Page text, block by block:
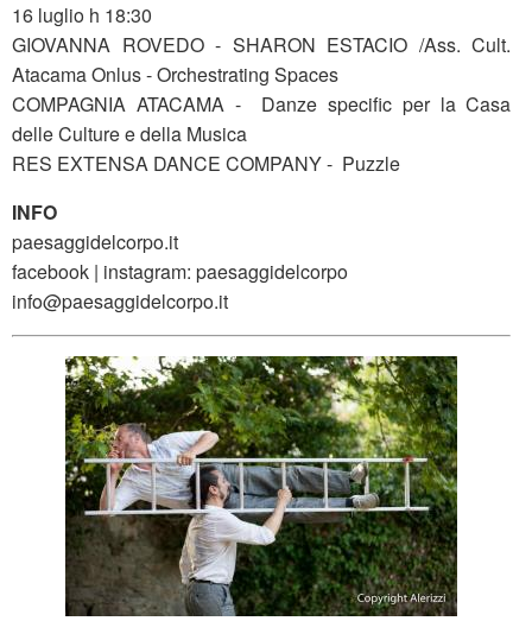
16 luglio h 18:30
GIOVANNA ROVEDO - SHARON ESTACIO /Ass. Cult.
Atacama Onlus - Orchestrating Spaces
COMPAGNIA ATACAMA - Danze specific per la Casa
delle Culture e della Musica
RES EXTENSA DANCE COMPANY - Puzzle
INFO
paesaggidelcorpo.it
facebook | instagram: paesaggidelcorpo
info@paesaggidelcorpo.it